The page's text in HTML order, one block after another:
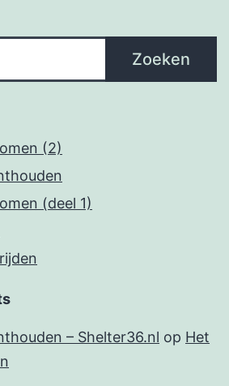
Zoeken
(2)
(deel 1)
– Shelter36.nl op Het